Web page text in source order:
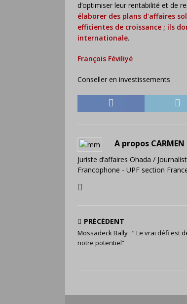
d’optimiser leur rentabilité et de
élaborer des plans d’affaires
efficientes de croissance ; ils
internationale.
François Féviliyé
Conseller en investissements
A propos CARMEN
Juriste d’affaires Ohada /
Francophone - UPF section
PRÉCÉDENT
Mossadeck Bally : ” Le vrai défi est
notre potentiel”